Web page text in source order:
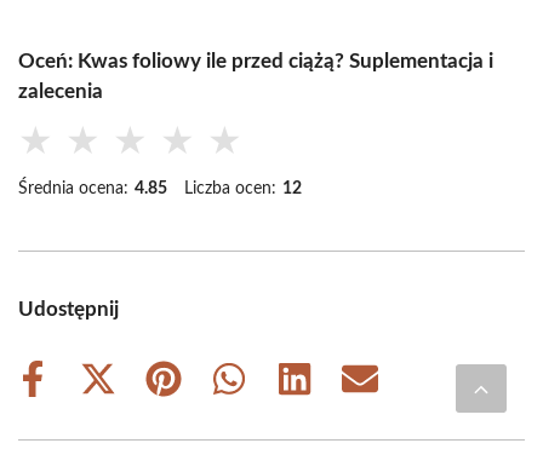
Oceń: Kwas foliowy ile przed ciążą? Suplementacja i
zalecenia
★ ★ ★ ★ ★
Średnia ocena: 4.85 Liczba ocen: 12
Udostępnij
Share
Share
(Twitter)
Share
Share
Share
Share